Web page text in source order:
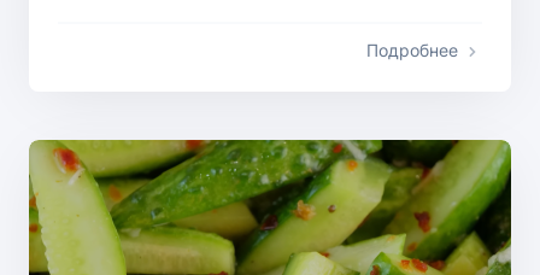
Подробнее